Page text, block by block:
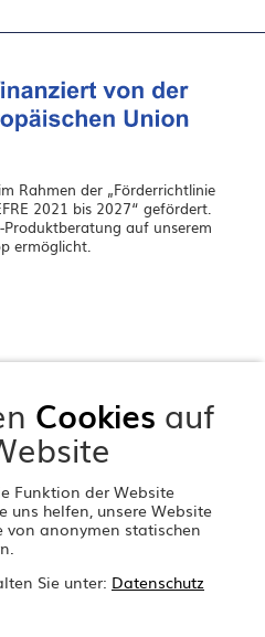
Rahmen der „Förderrichtlinie
2021 bis 2027“ gefördert.
Produktberatung auf unserem
ermöglicht.
Cookies auf
Funktion der Website
uns helfen, unsere Website
von anonymen statischen
Sie unter: Datenschutz